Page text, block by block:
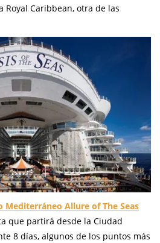
Royal Caribbean, otra de las
Mediterráneo Allure of The Seas
que partirá desde la Ciudad
8 días, algunos de los puntos más